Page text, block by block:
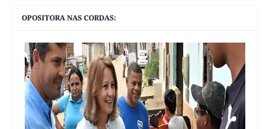
OPOSITORA NAS CORDAS: